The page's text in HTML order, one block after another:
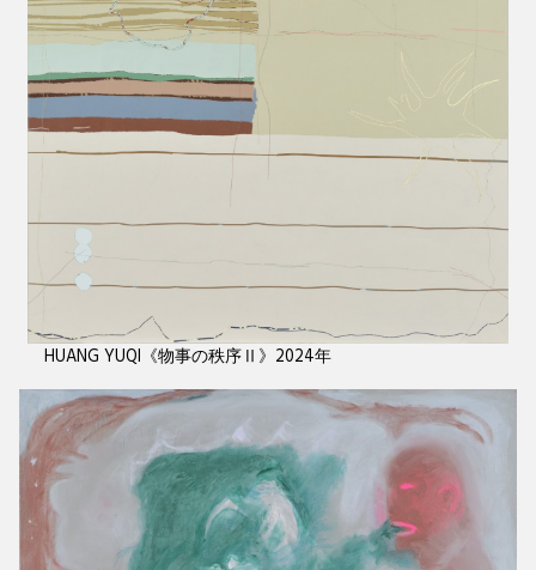
HUANG YUQI《物事の秩序Ⅱ》2024年